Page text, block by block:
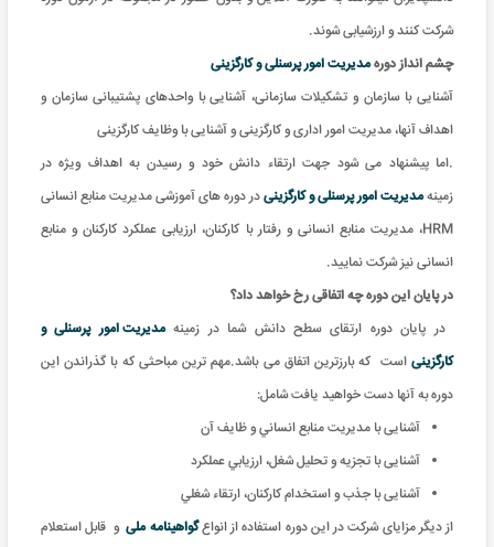
شرکت کنند و ارزشیابی شوند.
چشم انداز دورهمدیریت امور پرسنلی و کارگزینی
آشنایی با سازمان و تشکیلات سازمانی، آشنایی با واحدهای پشتیبانی سازمان و
اهداف آنها، مدیریت امور اداری و کارگزینی و آشنایی با وظایف کارگزینی
.اما پیشنهاد می شود جهت ارتقاء دانش خود و رسیدن به اهداف ویژه در
زمینهمدیریت امور پرسنلی و کارگزینیدر دوره های آموزشی مدیریت منابع انسانی
HRM، مدیریت منابع انسانی و رفتار با کارکنان، ارزیابی عملکرد کارکنان و منابع
انسانی نیز شرکت نمایید.
در پایان این دوره چه اتفاقی رخ خواهد داد؟
در پایان دوره ارتقای سطح دانش شما در زمینهمدیریت امور پرسنلی و
کارگزینی است که بارزترین اتفاق می باشد.مهم ترین مباحثی که با گذراندن این
دوره به آنها دست خواهید یافت شامل:
آشنایی با مديريت منابع انساني و ظايف آن
آشنایی با تجزيه و تحليل شغل، ارزيابي عملکرد
آشنایی با جذب و استخدام کارکنان، ارتقاء شغلي
از دیگر مزایای شرکت در این دوره استفاده از انواعگواهینامه ملیو قابل استعلام